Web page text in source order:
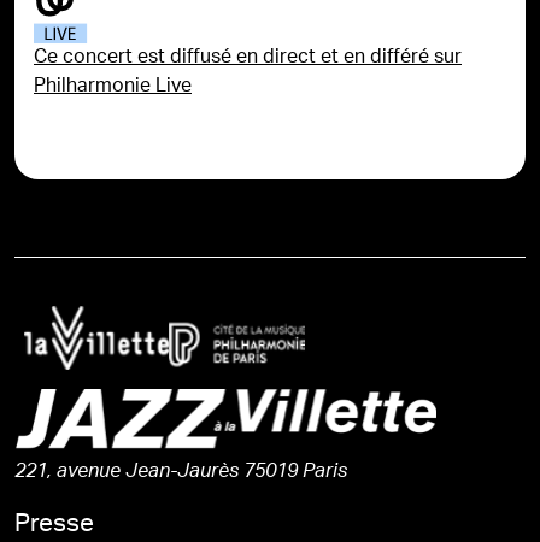
Ce concert est diffusé en direct et en différé sur
Philharmonie Live
221, avenue Jean-Jaurès 75019 Paris
Presse